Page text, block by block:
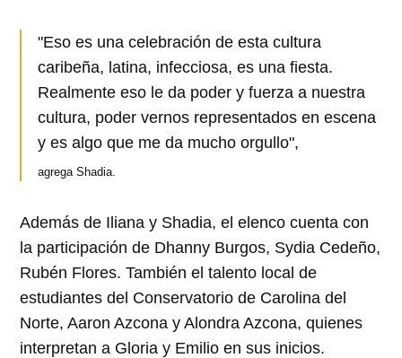
"Eso es una celebración de esta cultura
caribeña, latina, infecciosa, es una fiesta.
Realmente eso le da poder y fuerza a nuestra
cultura, poder vernos representados en escena
y es algo que me da mucho orgullo",
agrega Shadia.
Además de Iliana y Shadia, el elenco cuenta con
la participación de Dhanny Burgos, Sydia Cedeño,
Rubén Flores. También el talento local de
estudiantes del Conservatorio de Carolina del
Norte, Aaron Azcona y Alondra Azcona, quienes
interpretan a Gloria y Emilio en sus inicios.